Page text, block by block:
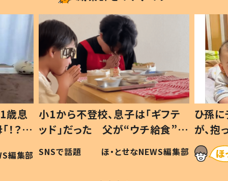
歳息
？」
編集部
小1から不登校、息子は「ギフテ
ッド」だった 父が“ウチ給食”を
作り続ける理由とは #令和の親
#令和の子
SNSで話題 ほ・とせなNEWS編集部
ひ孫
が、
「涙が
い」